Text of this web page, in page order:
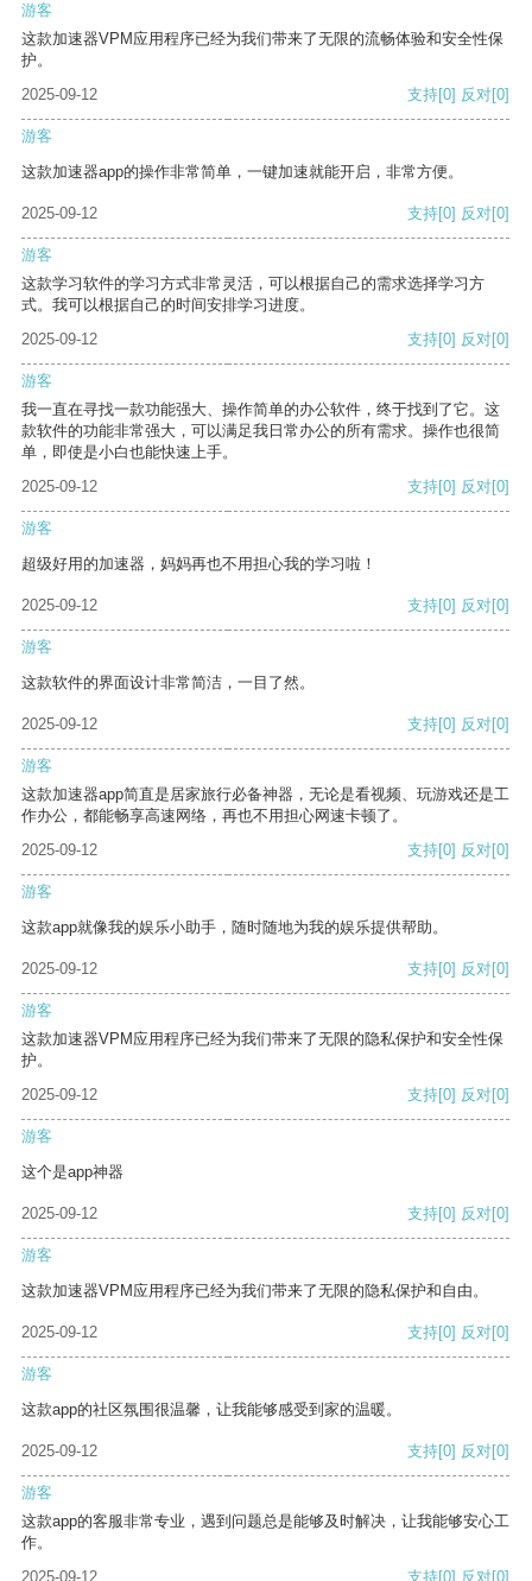
游客
这款加速器VPM应用程序已经为我们带来了无限的流畅体验和安全性保
护。
2025-09-12
支持[0] 反对[0]
游客
这款加速器app的操作非常简单，一键加速就能开启，非常方便。
2025-09-12 支持[0] 反对[0]
游客
这款学习软件的学习方式非常灵活，可以根据自己的需求选择学习方
式。我可以根据自己的时间安排学习进度。
2025-09-12
支持[0] 反对[0]
游客
我一直在寻找一款功能强大、操作简单的办公软件，终于找到了它。这
款软件的功能非常强大，可以满足我日常办公的所有需求。操作也很简
单，即使是小白也能快速上手。
2025-09-12
支持[0] 反对[0]
游客
超级好用的加速器，妈妈再也不用担心我的学习啦！
2025-09-12 支持[0] 反对[0]
游客
这款软件的界面设计非常简洁，一目了然。
2025-09-12 支持[0] 反对[0]
游客
这款加速器app简直是居家旅行必备神器，无论是看视频、玩游戏还是工
作办公，都能畅享高速网络，再也不用担心网速卡顿了。
2025-09-12
支持[0] 反对[0]
游客
这款app就像我的娱乐小助手，随时随地为我的娱乐提供帮助。
2025-09-12 支持[0] 反对[0]
游客
这款加速器VPM应用程序已经为我们带来了无限的隐私保护和安全性保
护。
2025-09-12
支持[0] 反对[0]
游客
这个是app神器
2025-09-12 支持[0] 反对[0]
游客
这款加速器VPM应用程序已经为我们带来了无限的隐私保护和自由。
2025-09-12 支持[0] 反对[0]
游客
这款app的社区氛围很温馨，让我能够感受到家的温暖。
2025-09-12 支持[0] 反对[0]
游客
这款app的客服非常专业，遇到问题总是能够及时解决，让我能够安心工
作。
2025-09-12
支持[0] 反对[0]